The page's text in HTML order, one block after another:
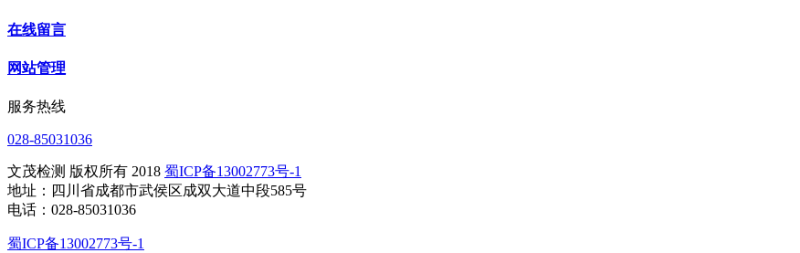
在线留言
网站管理
服务热线
028-85031036
文茂检测 版权所有 2018 蜀ICP备13002773号-1
地址：四川省成都市武侯区成双大道中段585号
电话：028-85031036
蜀ICP备13002773号-1